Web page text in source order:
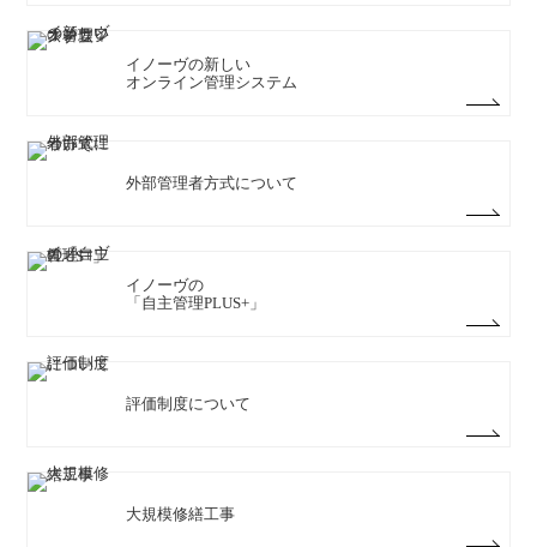
イノーヴの新しい
オンライン管理システム
外部管理者方式について
イノーヴの
「自主管理PLUS+」
評価制度について
大規模修繕工事